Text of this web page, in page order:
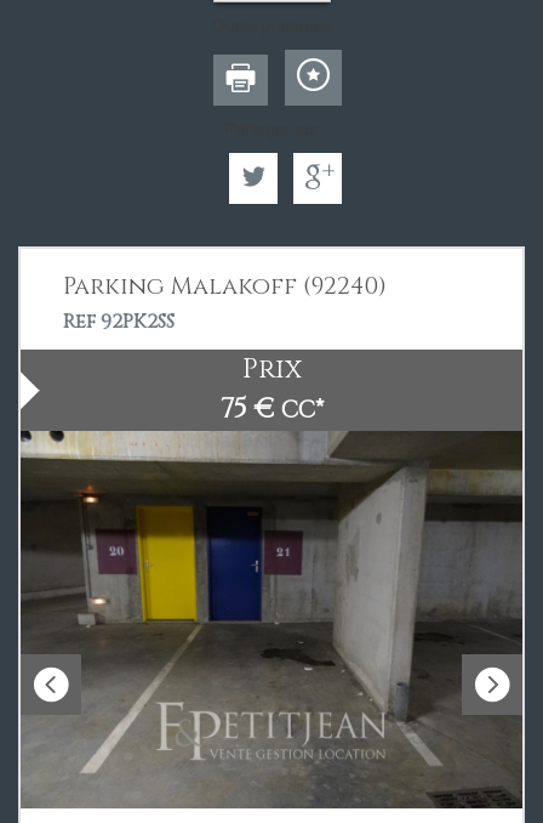
Parking Malakoff (92240)
Ref 92PK2SS
Prix
75 € CC*